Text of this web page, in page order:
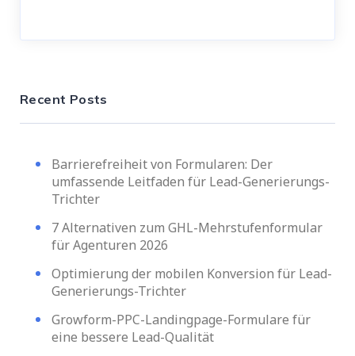
Recent Posts
Barrierefreiheit von Formularen: Der
umfassende Leitfaden für Lead-Generierungs-
Trichter
7 Alternativen zum GHL-Mehrstufenformular
für Agenturen 2026
Optimierung der mobilen Konversion für Lead-
Generierungs-Trichter
Growform-PPC-Landingpage-Formulare für
eine bessere Lead-Qualität